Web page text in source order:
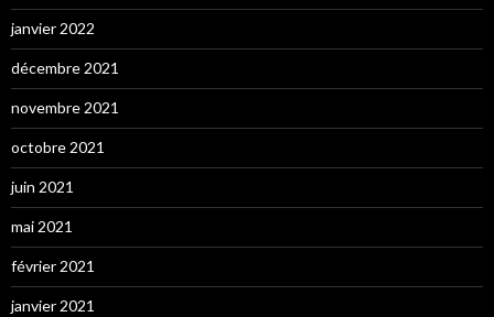
janvier 2022
décembre 2021
novembre 2021
octobre 2021
juin 2021
mai 2021
février 2021
janvier 2021